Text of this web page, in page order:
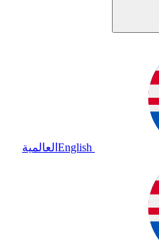
English العالمية